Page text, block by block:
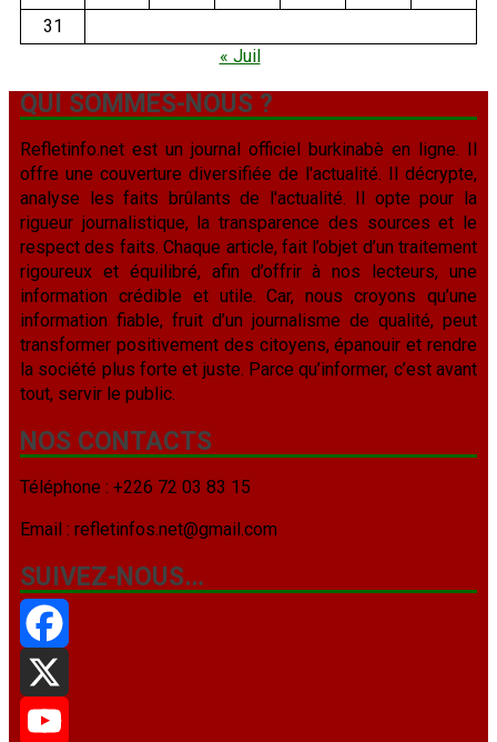
31
« Juil
QUI SOMMES-NOUS ?
Refletinfo.net est un journal officiel burkinabè en ligne. Il
offre une couverture diversifiée de l'actualité. Il décrypte,
analyse les faits brûlants de l'actualité. Il opte pour la
rigueur journalistique, la transparence des sources et le
respect des faits. Chaque article, fait l’objet d’un traitement
rigoureux et équilibré, afin d’offrir à nos lecteurs, une
information crédible et utile. Car, nous croyons qu’une
information fiable, fruit d’un journalisme de qualité, peut
transformer positivement des citoyens, épanouir et rendre
la société plus forte et juste. Parce qu’informer, c’est avant
tout, servir le public.
NOS CONTACTS
Téléphone : +226 72 03 83 15
Email : refletinfos.net@gmail.com
SUIVEZ-NOUS…
Facebook
X